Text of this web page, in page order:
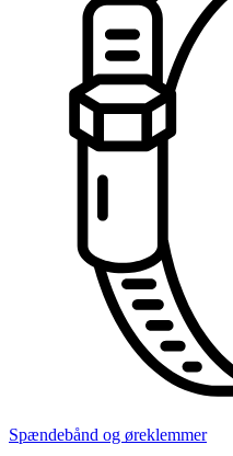
Spændebånd og øreklemmer